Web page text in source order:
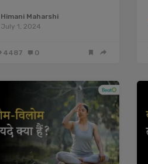
Himani Maharshi
July 1, 2024
4487 0